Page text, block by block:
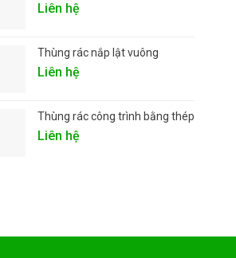
Liên hệ
Thùng rác nắp lật vuông
Liên hệ
Thùng rác công trình bằng thép
Liên hệ